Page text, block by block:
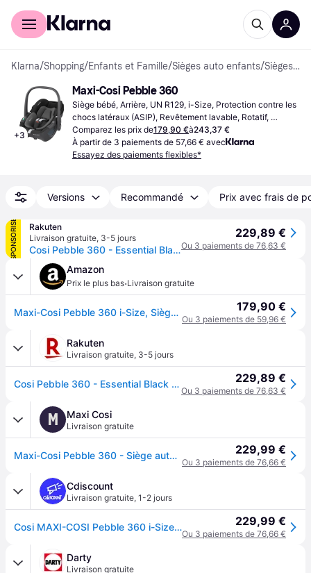
Acheter avec Klarna
Klarna/Shopping/Enfants et Famille/Sièges auto enfants/ Sièges bébé
+3
Maxi-Cosi Pebble 360
Siège bébé, Arrière, UN R129, i-Size, Protection contre les
chocs latéraux (ASIP), Revêtement lavable, Rotatif,
Poignée de transport, Appui-tête réglable, Réducteur de
siège nouveau-né inclus
Comparez les prix de179,90 €à243,37 €
À partir de 3 paiements de 57,66 € avec
Essayez des paiements flexibles*
Versions Recommandé Prix avec frais de
SPONSORISÉ
Rakuten
Livraison gratuite, 3-5 jours
Cosi Pebble 360 - Essential Black - Maxi-Cosi
229,89 €
Ou 3 paiements de 76,63 €
Amazon
Prix le plus bas·Livraison gratuite
Maxi-Cosi Pebble 360 i-Size, Siège-auto bébé, Siège-auto nouveau-né 360, 0 à 15 mois (40 à 83 cm), Rotation à une main, Protection G-CELL contre les chocs latéraux, Essential Black 179,90 €
Ou 3 paiements de 59,96 €
Rakuten
Livraison gratuite, 3-5 jours
Cosi Pebble 360 - Essential Black - Maxi-Cosi 229,89 €
Ou 3 paiements de 76,63 €
M Maxi Cosi
Livraison gratuite
Maxi-Cosi Pebble 360 - Siège auto - Essential Black 229,99 €
Ou 3 paiements de 76,66 €
Cdiscount
Livraison gratuite, 1-2 jours
Cosi MAXI-COSI Pebble 360 i-Size Rotatif Groupe 0 de la naissance à 15 mois Essential Black - Noir 229,99 €
Ou 3 paiements de 76,66 €
Darty
Livraison gratuite